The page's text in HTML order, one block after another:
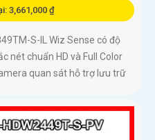
3,661,000 ₫
S-IL Wiz Sense có độ
nét chuẩn HD và Full Color
quan sát hỗ trợ lưu trữ